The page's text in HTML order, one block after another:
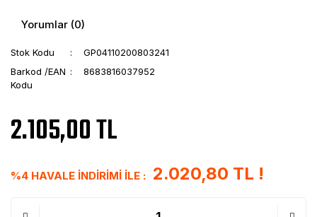
Yorumlar (0)
Stok Kodu
GP04110200803241
Barkod /EAN
Kodu
8683816037952
2.105,00 TL
%4 HAVALE İNDİRİMİ İLE : 2.020,80 TL !